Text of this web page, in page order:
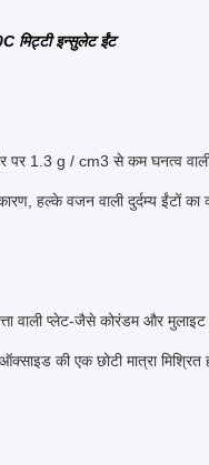
मिट्टी इन्सुलेट ईंट
पर 1.3 g / cm3 से कम घनत्व वाली
हल्के वजन वाली दुर्दम्य ईंटों का
वाली प्लेट-जैसे कोरंडम और
की एक छोटी मात्रा